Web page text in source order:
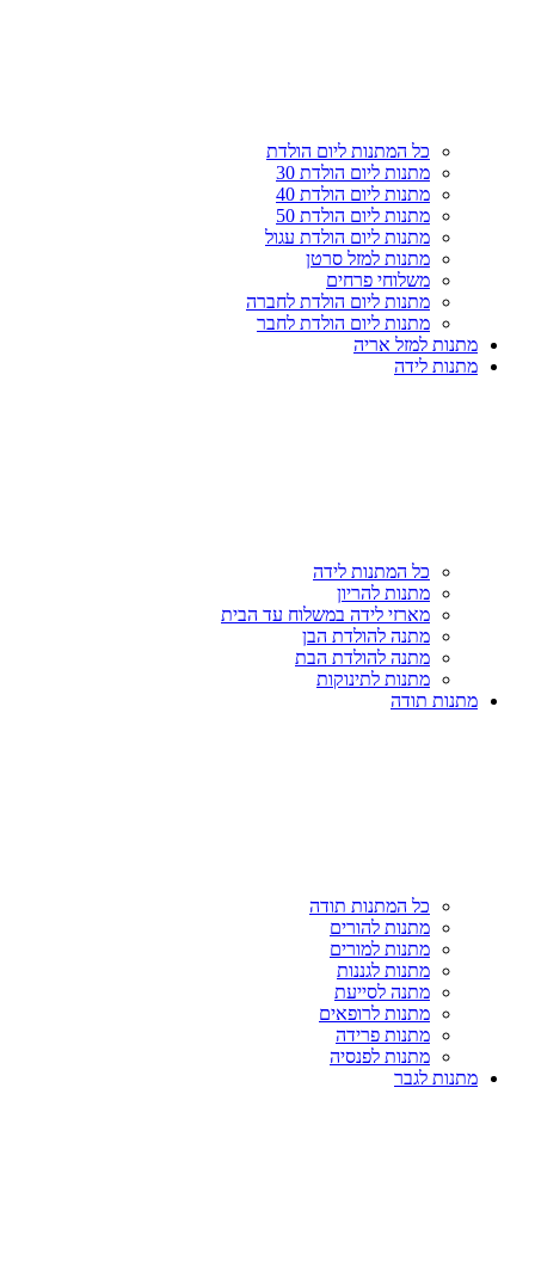
כל המתנות ליום הולדת
מתנות ליום הולדת 30
מתנות ליום הולדת 40
מתנות ליום הולדת 50
מתנות ליום הולדת עגול
מתנות למזל סרטן
משלוחי פרחים
מתנות ליום הולדת לחברה
מתנות ליום הולדת לחבר
מתנות למזל אריה
מתנות לידה
כל המתנות לידה
מתנות להריון
מארזי לידה במשלוח עד הבית
מתנה להולדת הבן
מתנה להולדת הבת
מתנות לתינוקות
מתנות תודה
כל המתנות תודה
מתנות להורים
מתנות למורים
מתנות לגננות
מתנה לסייעת
מתנות לרופאים
מתנות פרידה
מתנות לפנסיה
מתנות לגבר